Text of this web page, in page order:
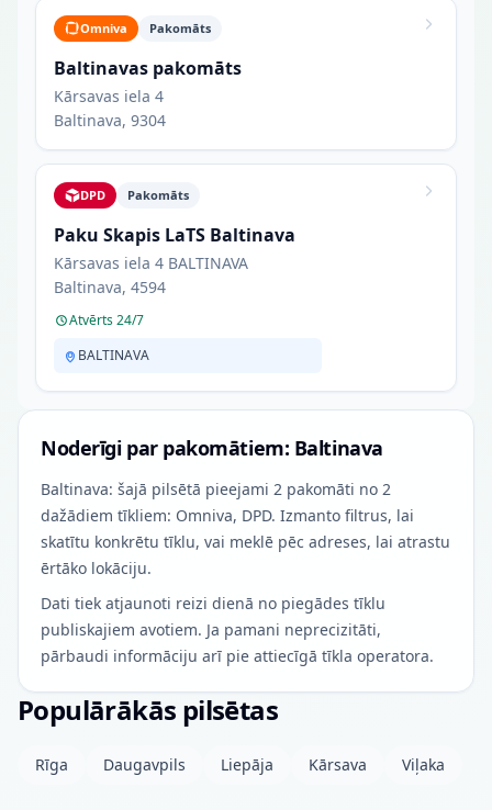
Omniva Pakomāts
Baltinavas pakomāts
Kārsavas iela 4
Baltinava, 9304
DPD Pakomāts
Paku Skapis LaTS Baltinava
Kārsavas iela 4 BALTINAVA
Baltinava, 4594
Atvērts 24/7
BALTINAVA
Noderīgi par pakomātiem: Baltinava
Baltinava: šajā pilsētā pieejami 2 pakomāti no 2
dažādiem tīkliem: Omniva, DPD. Izmanto filtrus, lai
skatītu konkrētu tīklu, vai meklē pēc adreses, lai atrastu
ērtāko lokāciju.
Dati tiek atjaunoti reizi dienā no piegādes tīklu
publiskajiem avotiem. Ja pamani neprecizitāti,
pārbaudi informāciju arī pie attiecīgā tīkla operatora.
Populārākās pilsētas
Rīga Daugavpils Liepāja Kārsava Viļaka